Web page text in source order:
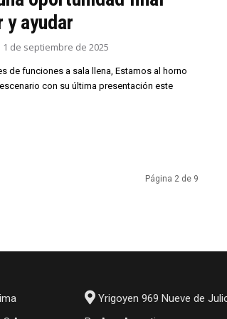
y ayudar
1 de septiembre de 2025
de funciones a sala llena, Estamos al horno
con su última presentación este
Página 2 de 9
Yrigoyen 969 Nueve de